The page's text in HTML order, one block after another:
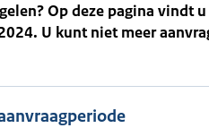
Op deze pagina vindt
U kunt niet meer